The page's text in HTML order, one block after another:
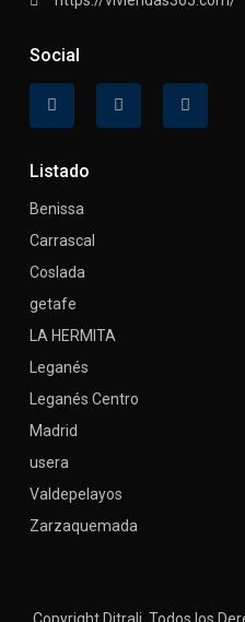
Social
Listado
Benissa
Carrascal
Coslada
getafe
LA HERMITA
Leganés
Leganés Centro
Madrid
usera
Valdepelayos
Zarzaquemada